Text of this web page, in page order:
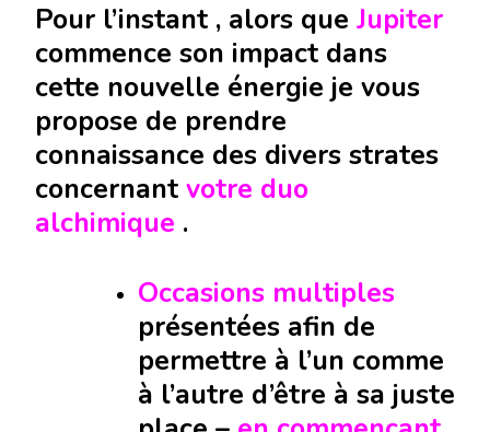
Pour l’instant , alors que Jupiter
commence son impact dans
cette nouvelle énergie je vous
propose de prendre
connaissance des divers strates
concernant votre duo
alchimique .
Occasions multiples
présentées afin de
permettre à l’un comme
à l’autre d’être à sa juste